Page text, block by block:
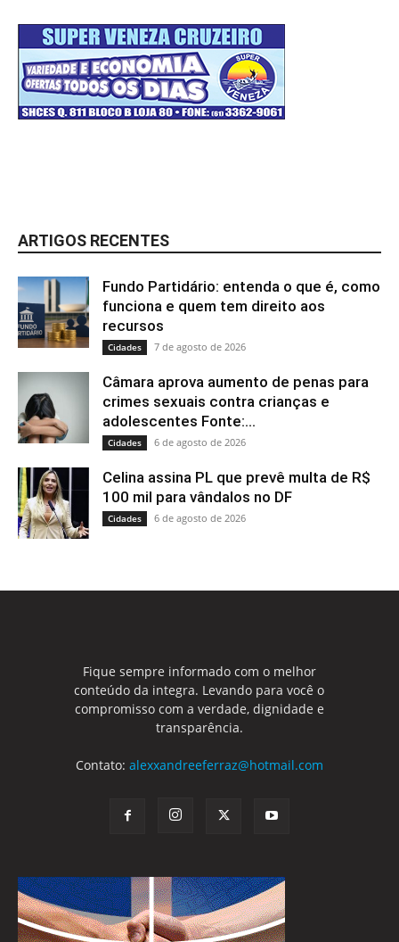
ARTIGOS RECENTES
Fundo Partidário: entenda o que é, como
funciona e quem tem direito aos
recursos
Cidades 7 de agosto de 2026
Câmara aprova aumento de penas para
crimes sexuais contra crianças e
adolescentes Fonte:...
Cidades 6 de agosto de 2026
Celina assina PL que prevê multa de R$
100 mil para vândalos no DF
Cidades 6 de agosto de 2026
Fique sempre informado com o melhor
conteúdo da integra. Levando para você o
compromisso com a verdade, dignidade e
transparência.
Contato: alexxandreeferraz@hotmail.com